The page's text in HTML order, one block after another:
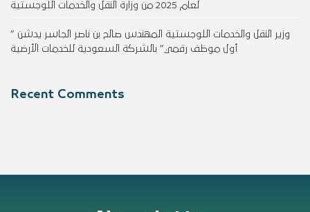
لعام 2025 من وزارة النقل والخدمات اللوجستية
وزير النقل والخدمات اللوجستية المهندس صالح بن ناصر الجاسر يدشن ”
أول موظف رقمي” بالشركة السعودية للخدمات الأرضية
Recent Comments